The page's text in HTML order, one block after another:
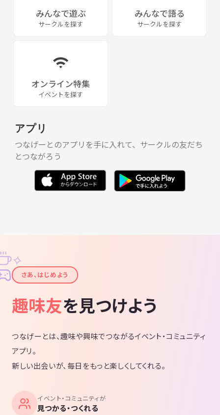
みんなで遊ぶ
サークルを探す
みんなで語る
サークルを探す
オンライン特集
イベントを探す
アプリ
つなげーとのアプリを手に入れて、サークルの友だち
とつながろう
✦
✧
さあ、はじめよう
趣味友を見つけよう
つなげーとは、趣味や興味でつながるイベント・コミュニティ
アプリ。
新しい出会いが、毎日をもっと楽しくしてくれる。
イベント・コミュニティが
見つかる・つくれる